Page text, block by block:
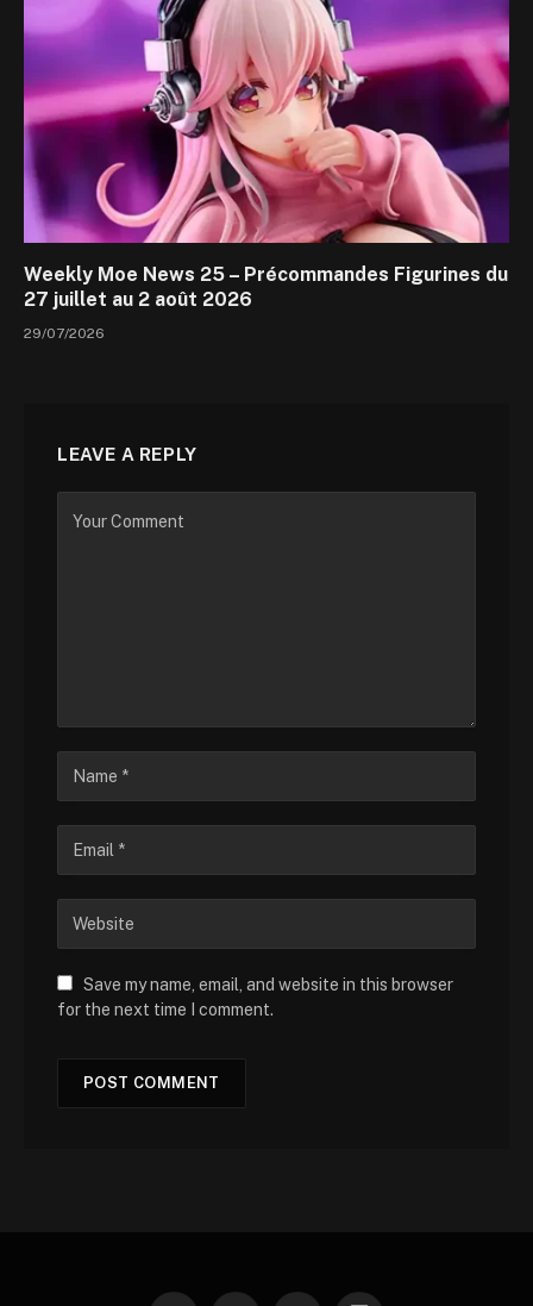
Weekly Moe News 25 – Précommandes Figurines du
27 juillet au 2 août 2026
29/07/2026
LEAVE A REPLY
Save my name, email, and website in this browser
for the next time I comment.